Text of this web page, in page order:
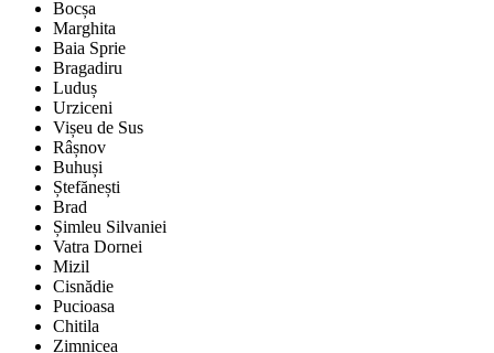
Bocșa
Marghita
Baia Sprie
Bragadiru
Luduș
Urziceni
Vișeu de Sus
Râșnov
Buhuși
Ștefănești
Brad
Șimleu Silvaniei
Vatra Dornei
Mizil
Cisnădie
Pucioasa
Chitila
Zimnicea